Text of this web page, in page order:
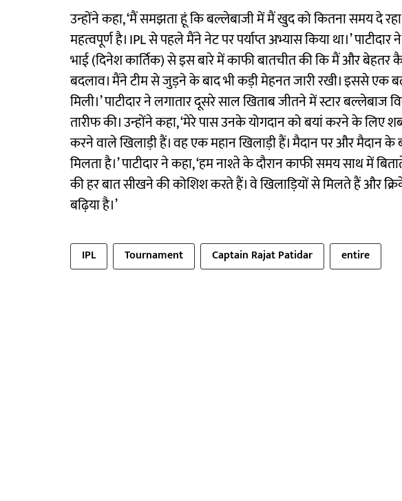
उन्होंने कहा, ‘मैं समझता हूं कि बल्लेबाजी में मैं खुद को कितना समय दे
महत्वपूर्ण है। IPL से पहले मैंने नेट पर पर्याप्त अभ्यास किया था।’
भाई (दिनेश कार्तिक) से इस बारे में काफी बातचीत की कि मैं और
बदलाव। मैंने टीम से जुड़ने के बाद भी कड़ी मेहनत जारी रखी। इससे एक
मिली।’ पाटीदार ने लगातार दूसरे साल खिताब जीतने में स्टार बल्लेबाज
तारीफ की। उन्होंने कहा, ‘मेरे पास उनके योगदान को बयां करने के लिए
करने वाले खिलाड़ी हैं। वह एक महान खिलाड़ी हैं। मैदान पर और मैदान
मिलता है।’ पाटीदार ने कहा, ‘हम नाश्ते के दौरान काफी समय साथ में
की हर बात सीखने की कोशिश करते हैं। वे खिलाड़ियों से मिलते हैं और
बढ़िया है।’
IPL Tournament Captain Rajat Patidar entire